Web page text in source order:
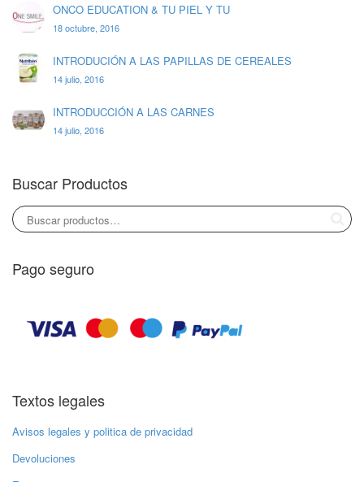
ONCO EDUCATION & TU PIEL Y TU
18 octubre, 2016
INTRODUCIÓN A LAS PAPILLAS DE CEREALES
14 julio, 2016
INTRODUCCIÓN A LAS CARNES
14 julio, 2016
Buscar Productos
Pago seguro
Textos legales
Avisos legales y politica de privacidad
Devoluciones